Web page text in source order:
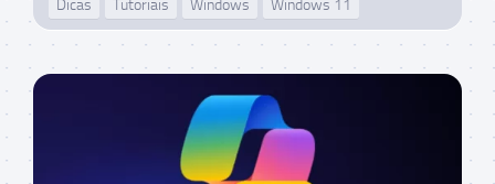
Dicas Tutoriais Windows Windows 11